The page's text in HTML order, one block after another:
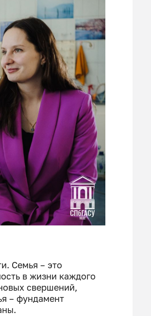
Семья – это
в жизни каждого
свершений,
– фундамент